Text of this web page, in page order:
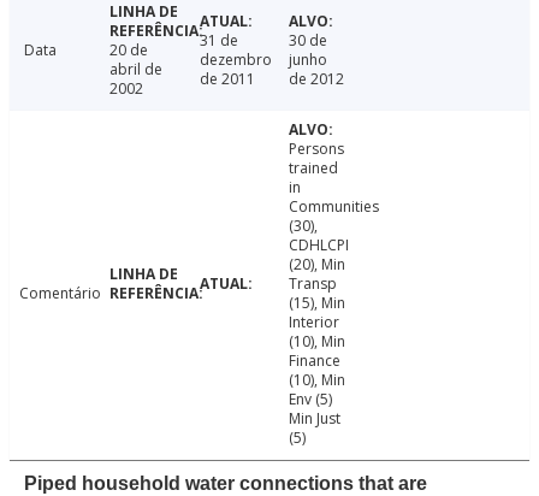
Data
20 de
abril de
2002
31 de
dezembro
de 2011
30 de
junho
de 2012
Comentário
Persons
trained
in
Communities
(30),
CDHLCPI
(20), Min
Transp
(15), Min
Interior
(10), Min
Finance
(10), Min
Env (5)
Min Just
(5)
Piped household water connections that are